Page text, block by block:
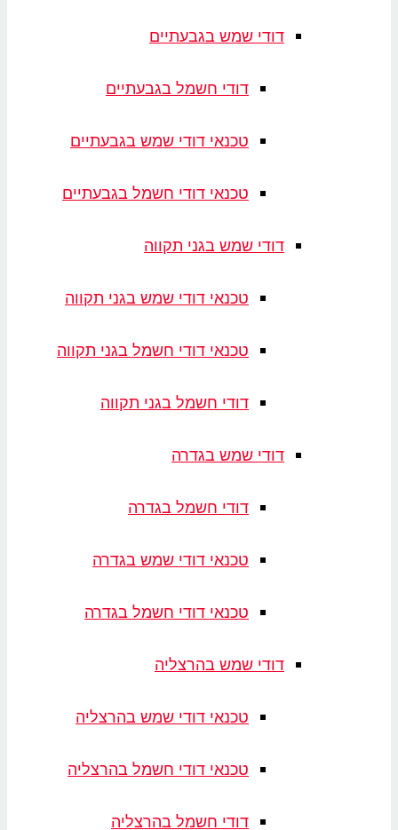
דודי שמש בגבעתיים
דודי חשמל בגבעתיים
טכנאי דודי שמש בגבעתיים
טכנאי דודי חשמל בגבעתיים
דודי שמש בגני תקווה
טכנאי דודי שמש בגני תקווה
טכנאי דודי חשמל בגני תקווה
דודי חשמל בגני תקווה
דודי שמש בגדרה
דודי חשמל בגדרה
טכנאי דודי שמש בגדרה
טכנאי דודי חשמל בגדרה
דודי שמש בהרצליה
טכנאי דודי שמש בהרצליה
טכנאי דודי חשמל בהרצליה
דודי חשמל בהרצליה